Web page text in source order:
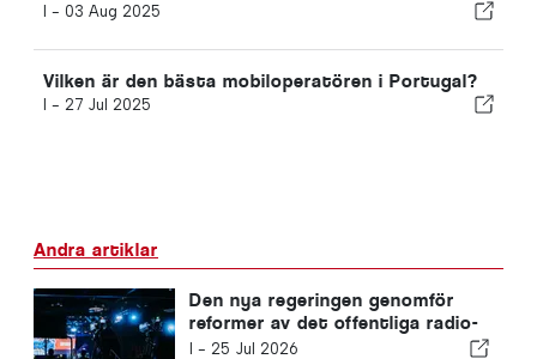
I - 03 Aug 2025
Vilken är den bästa mobiloperatören i Portugal?
I - 27 Jul 2025
Andra artiklar
Den nya regeringen genomför
reformer av det offentliga radio-
och tv-systemet
I - 25 Jul 2026